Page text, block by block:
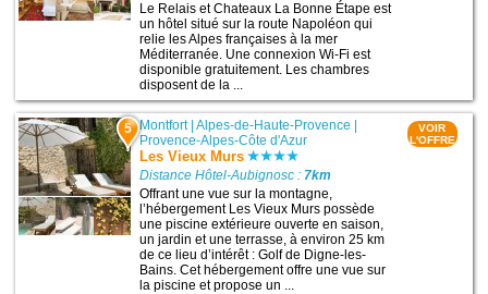
Le Relais et Chateaux La Bonne Étape est
un hôtel situé sur la route Napoléon qui
relie les Alpes françaises à la mer
Méditerranée. Une connexion Wi-Fi est
disponible gratuitement. Les chambres
disposent de la ...
5 Montfort|Alpes-de-Haute-Provence |
Provence-Alpes-Côte d'Azur
Les Vieux Murs
Distance Hôtel-Aubignosc : 7km
Offrant une vue sur la montagne,
l’hébergement Les Vieux Murs possède
une piscine extérieure ouverte en saison,
un jardin et une terrasse, à environ 25 km
de ce lieu d’intérêt : Golf de Digne-les-
Bains. Cet hébergement offre une vue sur
la piscine et propose un ...
VOIR
L'OFFRE